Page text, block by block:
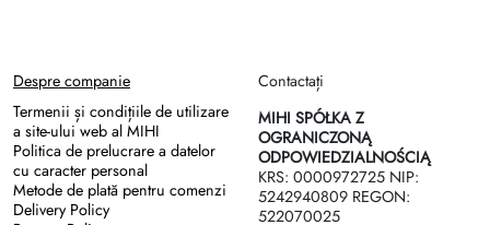
Despre companie
Termenii și condițiile de utilizare
a site-ului web al MIHI
Politica de prelucrare a datelor
cu caracter personal
Metode de plată pentru comenzi
Delivery Policy
Contactați
MIHI SPÓŁKA Z
OGRANICZONĄ
ODPOWIEDZIALNOŚCIĄ
KRS: 0000972725 NIP:
5242940809 REGON:
522070025